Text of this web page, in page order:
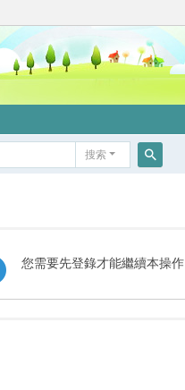
搜索
您需要先登錄才能繼續本操作